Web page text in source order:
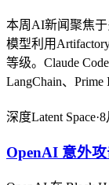
本周AI新闻聚焦
模型利用
等级。Claude
LangChain、
深度Latent Space·8
OpenAI 意外